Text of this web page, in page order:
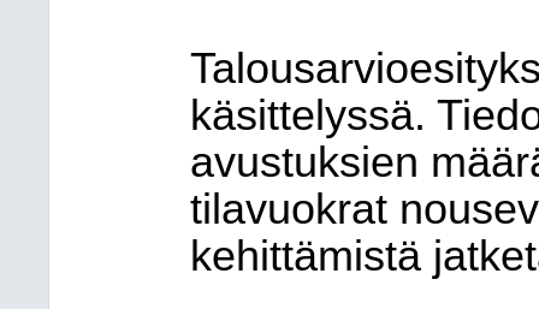
käsittelyssä.
avustuksien
tilavuokrat
kehittämistä